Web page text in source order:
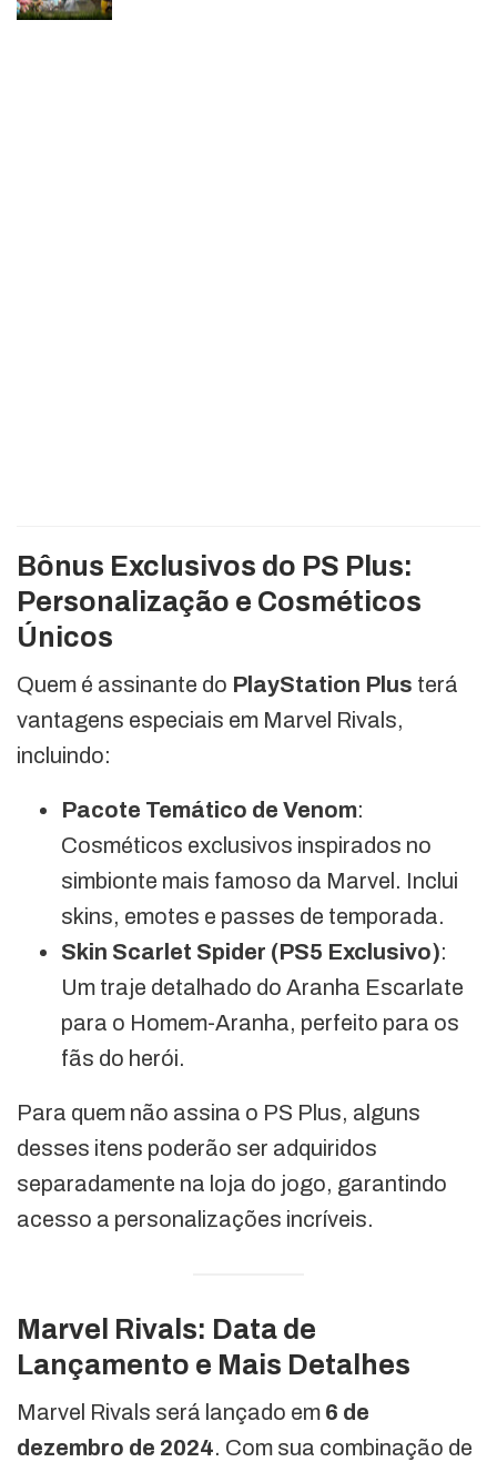
Bônus Exclusivos do PS Plus:
Personalização e Cosméticos
Únicos
Quem é assinante do PlayStation Plus terá
vantagens especiais em Marvel Rivals,
incluindo:
Pacote Temático de Venom:
Cosméticos exclusivos inspirados no
simbionte mais famoso da Marvel. Inclui
skins, emotes e passes de temporada.
Skin Scarlet Spider (PS5 Exclusivo):
Um traje detalhado do Aranha Escarlate
para o Homem-Aranha, perfeito para os
fãs do herói.
Para quem não assina o PS Plus, alguns
desses itens poderão ser adquiridos
separadamente na loja do jogo, garantindo
acesso a personalizações incríveis.
Marvel Rivals: Data de
Lançamento e Mais Detalhes
Marvel Rivals será lançado em 6 de
dezembro de 2024. Com sua combinação de